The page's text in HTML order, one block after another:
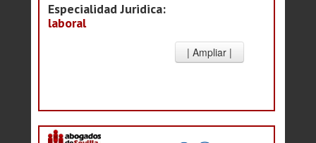
Especialidad Juridica:
laboral